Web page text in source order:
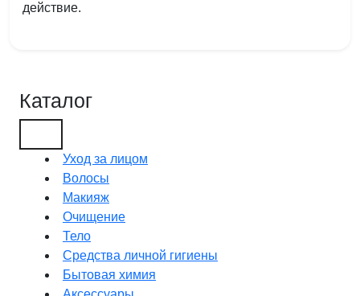
действие.
Каталог
Уход за лицом
Волосы
Макияж
Очищение
Тело
Средства личной гигиены
Бытовая химия